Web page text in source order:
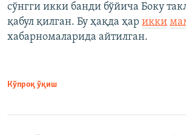
сўнгги икки банди бўйича Боку
қабул қилган. Бу ҳақда ҳар икки
хабарномаларида айтилган.
Кўпроқ ўқиш